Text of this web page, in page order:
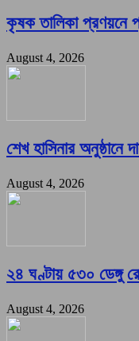
কৃষক তালিকা প্রণয়নে
August 4, 2026
শেখ হাসিনার অনুষ্ঠানে
August 4, 2026
২৪ ঘণ্টায় ৫৩০ ডেঙ্গু
August 4, 2026